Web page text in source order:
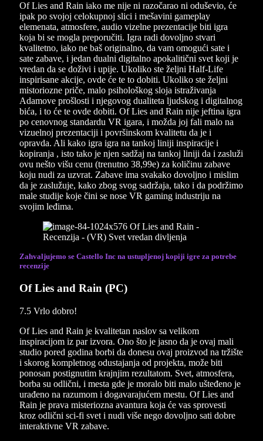
Of Lies and Rain iako me nije ni razočarao ni oduševio, će
ipak po svojoj celokupnoj slici i mešavini gameplay
elemenata, atmosfere, audio vizelne prezentacije biti igra
koja bi se mogla preporučiti. Igra radi dovoljno stvari
kvalitetno, iako ne baš originalno, da vam omogući sate i
sate zabave, i jedan dualni digitalno apokalitični svet koji je
vredan da se doživi i upije. Ukoliko ste željni Half-Life
inspirisane akcije, ovde će te to dobiti. Ukoliko ste željni
mistoriozne priče, malo psihološkog sloja istraživanja
Adamove prošlosti i njegovog dualiteta ljudskog i digitalnog
bića, i to će te ovde dobiti. Of Lies and Rain nije jeftina igra
po cenovnog standardu VR igara, i možda joj fali malo na
vizuelnoj prezentaciji i površinskom kvalitetu da je i
opravda. Ali kako igra igra na tankoj liniji inspiracije i
kopiranja , isto tako je njen sadžaj na tankoj liniji da i zasluži
ovu nešto višu cenu (trenutno 38,99e) za količinu zabave
koju nudi za uzvrat. Zabave ima svakako dovoljno i mislim
da je zaslužuje, kako zbog svog sadržaja, tako i da podržimo
male studije koje čini se nose VR gaming industriju na
svojim leđima.
Zahvaljujemo se Castello Inc na ustupljenoj kopiji igre za potrebe
recenzije
Of Lies and Rain (PC)
7.5 Vrlo dobro!
Of Lies and Rain je kvalitetan naslov sa velikom
inspiracijom iz par izvora. Ono što je jasno da je ovaj mali
studio pored godina borbi da donesu ovaj proizvod na tržište
i skorog kompletnog odustajanja od projekta, može biti
ponosan postignutim krajnjim rezultatom. Svet, atmosfera,
borba su odlični, i mesta gde je moralo biti malo ušteđeno je
urađeno na razumom i dogavarajućem mestu. Of Lies and
Rain je prava misteriozna avantura koja će vas sprovesti
kroz odlični sci-fi svet i nudi više nego dovoljno sati dobre
interaktivne VR zabave.